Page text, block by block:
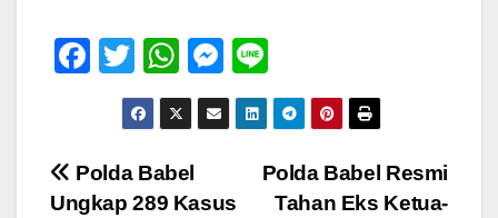
F
e
b
T
wi
tt
er
W
h
at
s
A
M
e
ss
n
n
e
Navigasi
Polda Babel Resmi
Tahan Eks Ketua-
Polda Babel
Ungkap 289 Kasus